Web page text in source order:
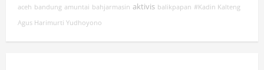
aceh bandung amuntai bahjarmasin aktivis balikpapan #Kadin Kalteng
Agus Harimurti Yudhoyono